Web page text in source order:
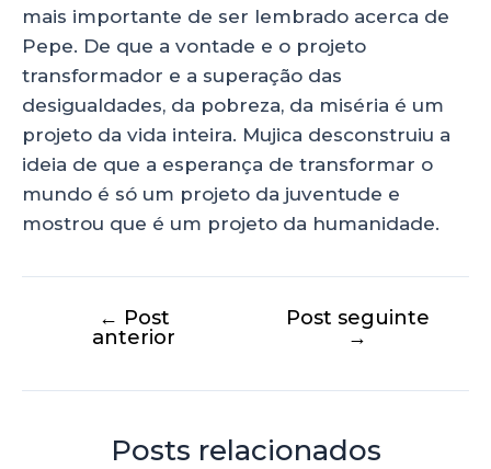
mais importante de ser lembrado acerca de
Pepe. De que a vontade e o projeto
transformador e a superação das
desigualdades, da pobreza, da miséria é um
projeto da vida inteira. Mujica desconstruiu a
ideia de que a esperança de transformar o
mundo é só um projeto da juventude e
mostrou que é um projeto da humanidade.
← Post
anterior
Post seguinte
→
Posts relacionados